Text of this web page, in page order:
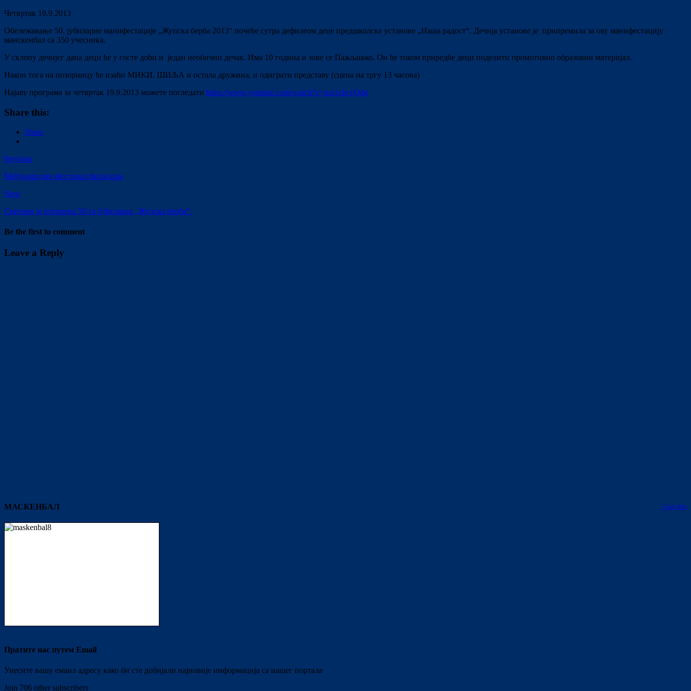
Четвртак 19.9.2013
Обележавање 50. јубиларне манифестације „Жупска берба 2013“ почеће сутра дефилеом деце предшколске установе „Наша радост“. Дечија установе је припремила за ову манифестацију
манскенбал са 350 учесника.
У склопу дечијег дана деци ће у госте доћи и један необични дечак. Има 10 година и зове се Пажљивко. Он ће током приредбе деци поделити промотивно образовни материјал.
Након тога на позорницу ће изаћи МИКИ, ШИЉА и остала дружина, и одиграти представу (сцена на тргу 13 часова)
Најаву програма за четвртак 19.9.2013 можете погледати https://www.youtube.com/watch?v=roa1chcvOdg
Share this:
Share
Previous
Међународни фестивал фолклора
Next
Свечано је отворена 50-та јубиларна „Жупска берба“.
Be the first to comment
Leave a Reply
↑ Get this
МАСКЕНБАЛ
Пратите нас путем Email
Унесите вашу емаил адресу како би сте добијали најновије информација са нашег портала
Join 706 other subscribers